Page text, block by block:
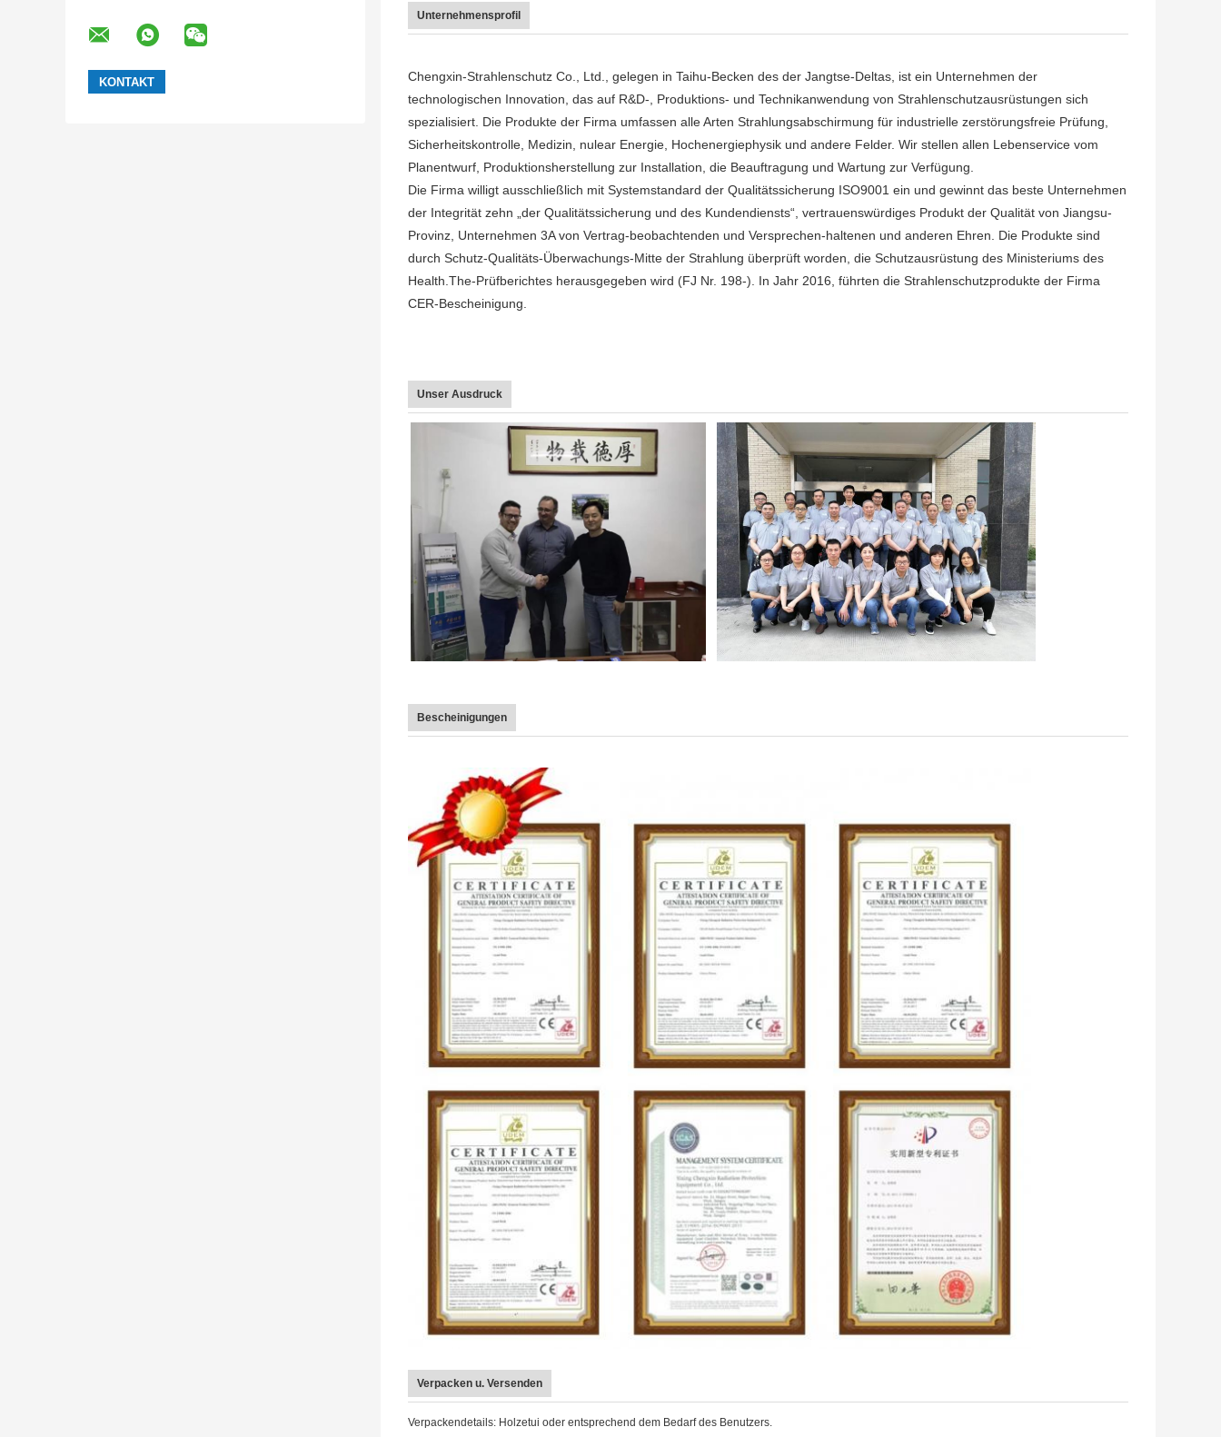
Unternehmensprofil
Chengxin-Strahlenschutz Co., Ltd., gelegen in Taihu-Becken des der Jangtse-Deltas, ist ein Unternehmen der
technologischen Innovation, das auf R&D-, Produktions- und Technikanwendung von Strahlenschutzausrüstungen sich
spezialisiert. Die Produkte der Firma umfassen alle Arten Strahlungsabschirmung für industrielle zerstörungsfreie Prüfung,
Sicherheitskontrolle, Medizin, nulear Energie, Hochenergiephysik und andere Felder. Wir stellen allen Lebenservice vom
Planentwurf, Produktionsherstellung zur Installation, die Beauftragung und Wartung zur Verfügung.
Die Firma willigt ausschließlich mit Systemstandard der Qualitätssicherung ISO9001 ein und gewinnt das beste Unternehmen
der Integrität zehn „der Qualitätssicherung und des Kundendiensts“, vertrauenswürdiges Produkt der Qualität von Jiangsu-
Provinz, Unternehmen 3A von Vertrag-beobachtenden und Versprechen-haltenen und anderen Ehren. Die Produkte sind
durch Schutz-Qualitäts-Überwachungs-Mitte der Strahlung überprüft worden, die Schutzausrüstung des Ministeriums des
Health.The-Prüfberichtes herausgegeben wird (FJ Nr. 198-). In Jahr 2016, führten die Strahlenschutzprodukte der Firma
CER-Bescheinigung.
Unser Ausdruck
Bescheinigungen
Verpacken u. Versenden
Verpackendetails: Holzetui oder entsprechend dem Bedarf des Benutzers.